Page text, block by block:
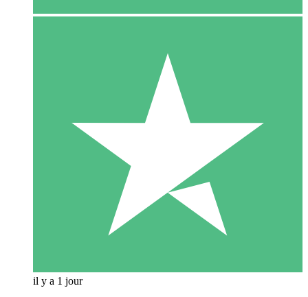
il y a 1 jour